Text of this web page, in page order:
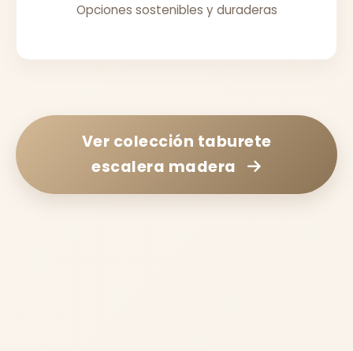
Opciones sostenibles y duraderas
Ver colección taburete
escalera madera